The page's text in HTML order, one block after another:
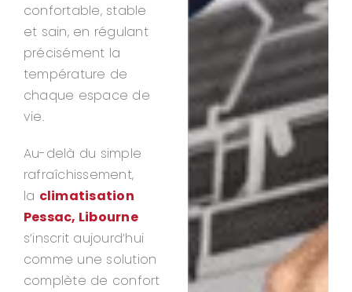
confortable, stable
et sain, en régulant
précisément la
température de
chaque espace de
vie.
Au-delà du simple
rafraîchissement,
la climatisation
Pessac, Libourne
s’inscrit aujourd’hui
comme une solution
complète de confort